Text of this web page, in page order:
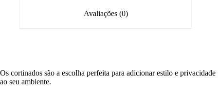
Avaliações (0)
Os cortinados são a escolha perfeita para adicionar estilo e privacidade
ao seu ambiente.